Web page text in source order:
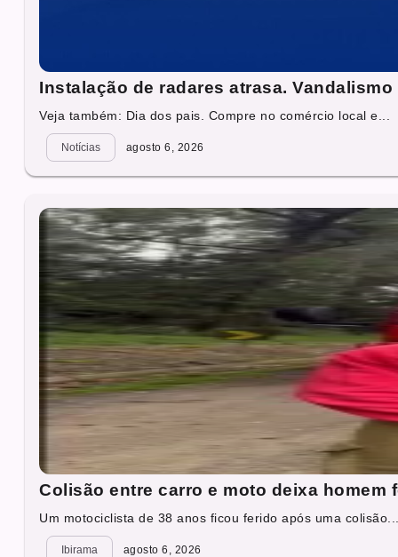
Instalação de radares atrasa.
Veja também: Dia dos pais. Compre no comércio local e...
Notícias agosto 6, 2026
Colisão entre carro e moto deixa homem
Um motociclista de 38 anos ficou ferido após uma
Ibirama agosto 6, 2026